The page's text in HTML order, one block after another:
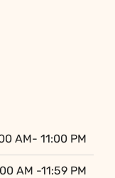
AM- 11:00 PM
AM -11:59 PM